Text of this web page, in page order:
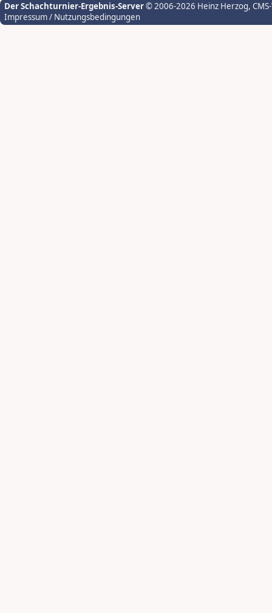
Der Schachturnier-Ergebnis-Server© 2006-2026 Heinz Herzog,
Impressum / Nutzungsbedingungen